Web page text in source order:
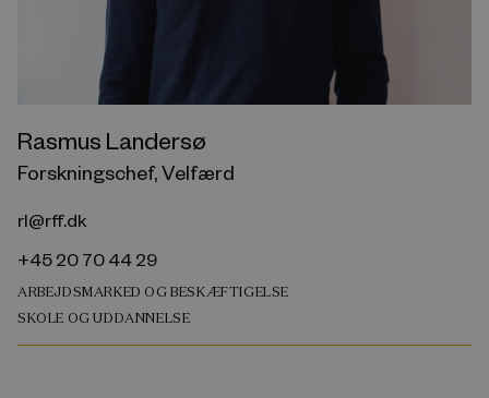
Rasmus Landersø
Forskningschef, Velfærd
rl@rff.dk
+45 20 70 44 29
ARBEJDSMARKED OG BESKÆFTIGELSE
SKOLE OG UDDANNELSE